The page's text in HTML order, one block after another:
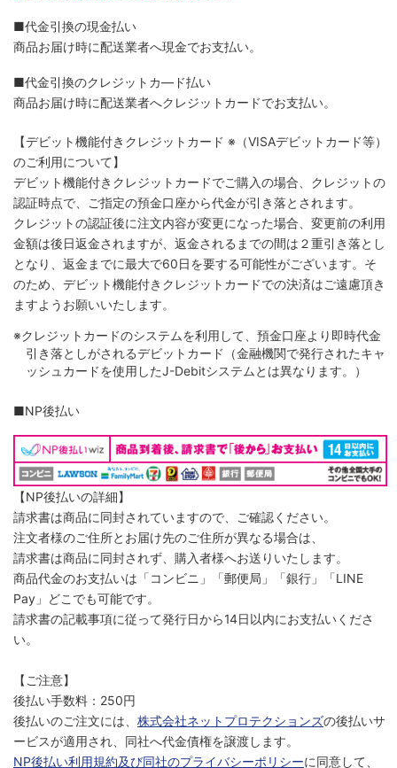
■代金引換の現金払い
商品お届け時に配送業者へ現金でお支払い。
■代金引換のクレジットカ―ド払い
商品お届け時に配送業者へクレジットカードでお支払い。
【デビット機能付きクレジットカード ※（VISAデビットカード等）
のご利用について】
デビット機能付きクレジットカードでご購入の場合、クレジットの
認証時点で、ご指定の預金口座から代金が引き落とされます。
クレジットの認証後に注文内容が変更になった場合、変更前の利用
金額は後日返金されますが、返金されるまでの間は２重引き落とし
となり、返金までに最大で60日を要する可能性がございます。そ
のため、デビット機能付きクレジットカードでの決済はご遠慮頂き
ますようお願いいたします。
※クレジットカードのシステムを利用して、預金口座より即時代金
引き落としがされるデビットカード（金融機関で発行されたキャ
ッシュカードを使用したJ-Debitシステムとは異なります。）
■NP後払い
【NP後払いの詳細】
請求書は商品に同封されていますので、ご確認ください。
注文者様のご住所とお届け先のご住所が異なる場合は、
請求書は商品に同封されず、購入者様へお送りいたします。
商品代金のお支払いは「コンビニ」「郵便局」「銀行」「LINE
Pay」どこでも可能です。
請求書の記載事項に従って発行日から14日以内にお支払いくださ
い。
【ご注意】
後払い手数料：250円
後払いのご注文には、 株式会社ネットプロテクションズの後払いサ
ービスが適用され、同社へ代金債権を譲渡します。
NP後払い利用規約及び同社のプライバシーポリシーに同意して、